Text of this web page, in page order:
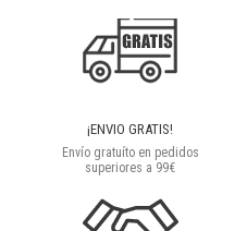
¡ENVIO GRATIS!
Envío gratuíto en pedidos
superiores a 99€